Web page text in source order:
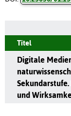
Titel
Digitale
und